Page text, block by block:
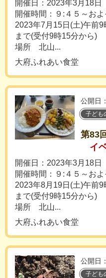
開催日：2023年3月18日
開催時間：９:４５～お
2023年7月15日(土)午前
まで(受付9時15分から)
場所 北山...
大府ふれあい食堂
公開日
子ども
第83
イ
開催日：2023年3月18日
開催時間：９:４５～お
2023年8月19日(土)午前
まで(受付9時15分から)
場所 北山...
大府ふれあい食堂
公開日
子ども